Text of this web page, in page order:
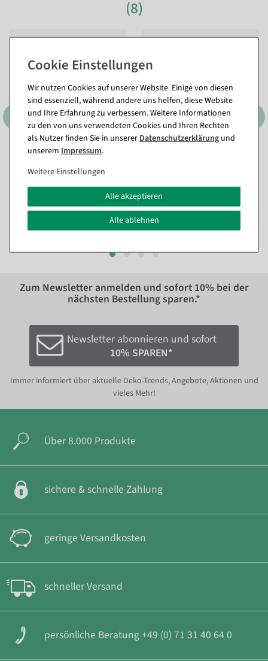
(8)
Kunststoffbügel mit Steg 44
cm, 1 Karton à 100 Stück
89,19 €
74,95 EUR zzgl. ges. MwSt.
Sofort versandfähig.
119,95 EUR zzgl. ges. MwSt.
Zum Newsletter anmelden und sofort 10% bei der
nächsten Bestellung sparen.*
Newsletter abonnieren und sofort
10% SPAREN*
Immer informiert über aktuelle Deko-Trends, Angebote, Aktionen und
vieles Mehr!
Über 8.000 Produkte
sichere & schnelle Zahlung
geringe Versandkosten
schneller Versand
persönliche Beratung +49 (0) 71 31 40 64 0
Wir nutzen Cookies auf unserer Website. Einige von diesen
sind essenziell, während andere uns helfen, diese Website
und Ihre Erfahrung zu verbessern. Weitere Informationen
zu den von uns verwendeten Cookies und Ihren Rechten
als Nutzer finden Sie in unsererDaten­schutz­erklärung und
unserem Impressum.
Weitere Einstellungen
Alle akzeptieren
Alle ablehnen